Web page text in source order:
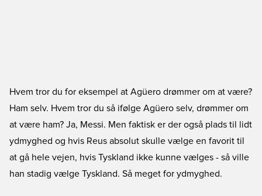
Hvem tror du for eksempel at Agüero drømmer om at være?
Ham selv. Hvem tror du så ifølge Agüero selv, drømmer om
at være ham? Ja, Messi. Men faktisk er der også plads til lidt
ydmyghed og hvis Reus absolut skulle vælge en favorit til
at gå hele vejen, hvis Tyskland ikke kunne vælges - så ville
han stadig vælge Tyskland. Så meget for ydmyghed.